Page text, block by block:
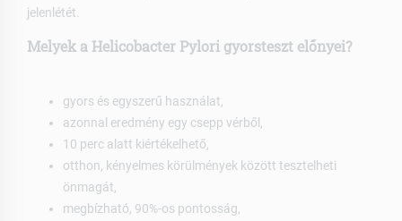
jelenlétét.
Melyek a Helicobacter Pylori gyorsteszt előnyei?
gyors és egyszerű használat,
azonnal eredmény egy csepp vérből,
10 perc alatt kiértékelhető,
otthon, kényelmes körülmények között tesztelheti
önmagát,
megbízható, 90%-os pontosság,